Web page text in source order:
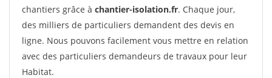
chantiers grâce à chantier-isolation.fr. Chaque jour,
des milliers de particuliers demandent des devis en
ligne. Nous pouvons facilement vous mettre en relation
avec des particuliers demandeurs de travaux pour leur
Habitat.